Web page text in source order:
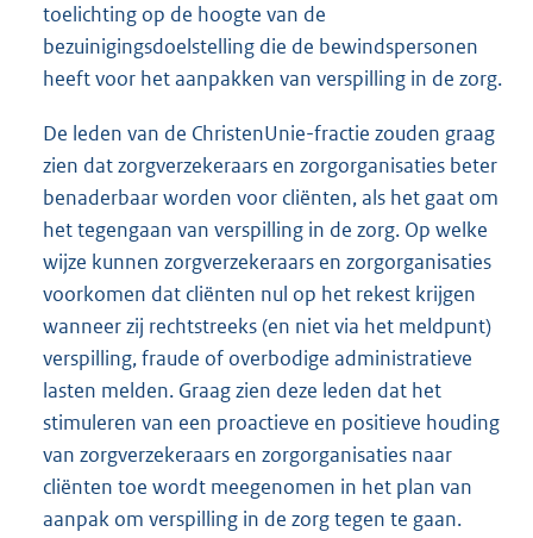
toelichting op de hoogte van de
bezuinigingsdoelstelling die de bewindspersonen
heeft voor het aanpakken van verspilling in de zorg.
De leden van de ChristenUnie-fractie zouden graag
zien dat zorgverzekeraars en zorgorganisaties beter
benaderbaar worden voor cliënten, als het gaat om
het tegengaan van verspilling in de zorg. Op welke
wijze kunnen zorgverzekeraars en zorgorganisaties
voorkomen dat cliënten nul op het rekest krijgen
wanneer zij rechtstreeks (en niet via het meldpunt)
verspilling, fraude of overbodige administratieve
lasten melden. Graag zien deze leden dat het
stimuleren van een proactieve en positieve houding
van zorgverzekeraars en zorgorganisaties naar
cliënten toe wordt meegenomen in het plan van
aanpak om verspilling in de zorg tegen te gaan.